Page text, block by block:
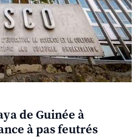
de Guinée à
à pas feutrés